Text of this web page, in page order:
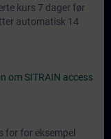
kurs 7 dager før
automatisk 14
om SITRAIN access
for for eksempel